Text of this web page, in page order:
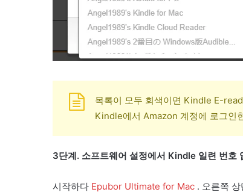
목록이 모두 회색이면 Kindle E-
Kindle에서 Amazon 계정에 로그인
3단계. 소프트웨어 설정에서 Kindle 일련 번호
시작하다 Epubor Ultimate for Mac . 오른쪽